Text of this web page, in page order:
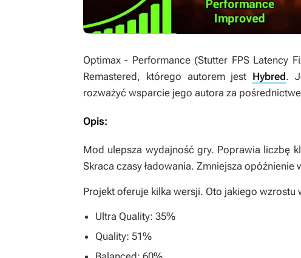
Optimax - Performance (Stutter FPS Latency
Remastered, którego autorem jest Hybred.
rozważyć wsparcie jego autora za
Opis:
Mod ulepsza wydajność gry. Poprawia liczbę
Skraca czasy ładowania. Zmniejsza
Projekt oferuje kilka wersji. Oto jakiego
Ultra Quality: 35%
Quality: 51%